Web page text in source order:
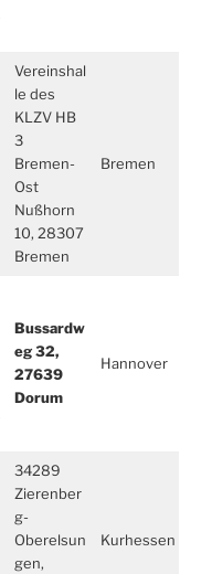
Vereinshal
le des
KLZV HB
3
Bremen-
Ost
Nußhorn
10, 28307
Bremen
Bremen
Bussardw
eg 32,
27639
Dorum
Hannover
34289
Zierenber
g-
Oberelsun
gen,
Kurhessen